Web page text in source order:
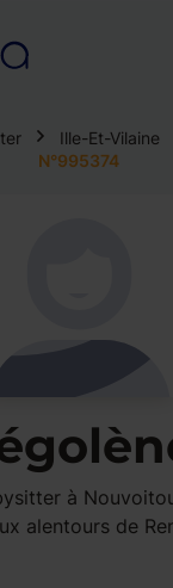
Ille-Et-Vilaine
N°995374
à
alentours de